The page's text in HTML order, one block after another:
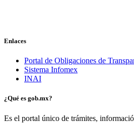
Enlaces
Portal de Obligaciones de
Sistema Infomex
INAI
¿Qué es gob.mx?
Es el portal único de trámites,